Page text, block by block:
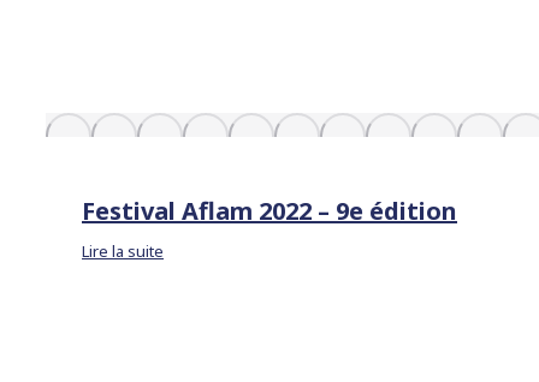
Festival Aflam 2022 – 9e édition
Lire la suite